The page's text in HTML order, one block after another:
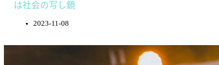
は社会の写し鏡
2023-11-08